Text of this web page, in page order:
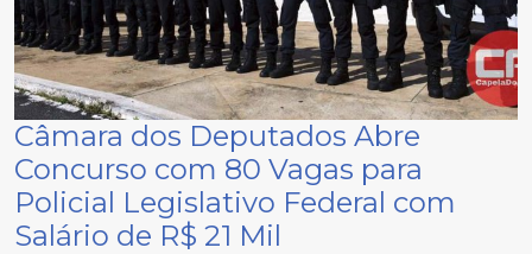
Câmara dos Deputados Abre
Concurso com 80 Vagas para
Policial Legislativo Federal com
Salário de R$ 21 Mil